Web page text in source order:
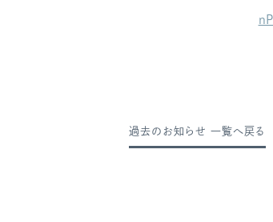
過去のお知らせ 一覧へ戻る